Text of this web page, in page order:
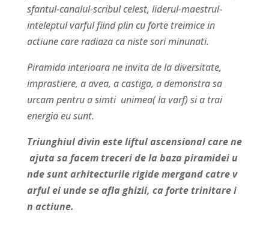
sfantul-canalul-scribul celest, liderul-maestrul-
inteleptul varful fiind plin cu forte treimice in
actiune care radiaza ca niste sori minunati.
Piramida interioara ne invita de la diversitate,
imprastiere, a avea, a castiga, a demonstra sa
urcam pentru a simti unimea( la varf) si a trai
energia eu sunt.
Triunghiul divin este liftul ascensional care ne
ajuta sa facem treceri de la baza piramidei u
nde sunt arhitecturile rigide mergand catre v
arful ei unde se afla ghizii, ca forte trinitare i
n actiune.